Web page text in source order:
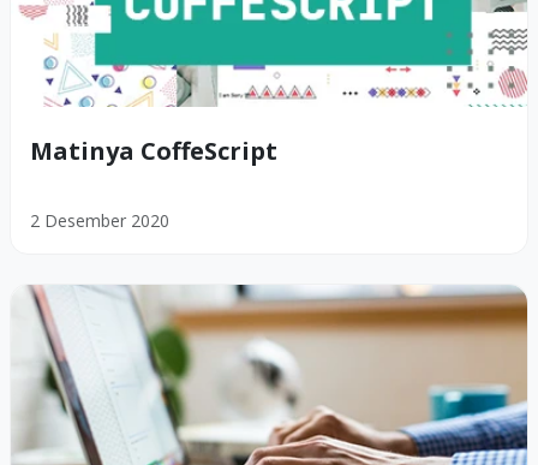
Matinya CoffeScript
2 Desember 2020